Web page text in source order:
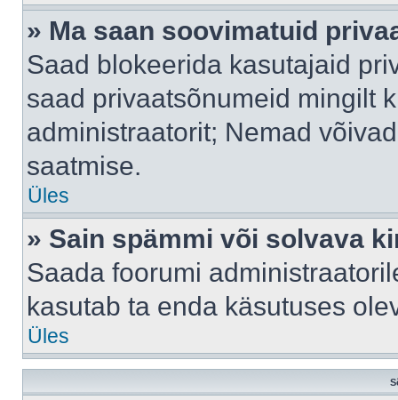
» Ma saan soovimatuid
Saad blokeerida kasutajaid
saad privaatsõnumeid mingilt
administraatorit; Nemad
saatmise.
Üles
» Sain spämmi või solvava
Saada foorumi
kasutab ta enda käsutuses
Üles